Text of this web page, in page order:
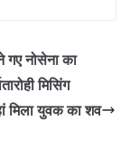
नोसेना का
मिसिंग
मिला युवक का शव